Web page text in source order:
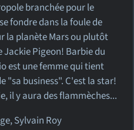
branchée pour le
fondre dans la foule de
la planète Mars ou plutôt
Pigeon! Barbie du
est une femme qui tient
"sa business". C'est la star!
il y aura des flammèches...
Sylvain Roy